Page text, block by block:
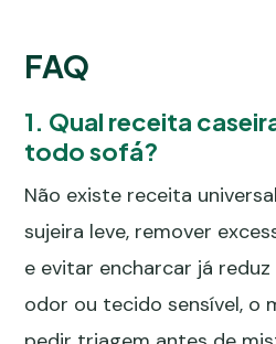
FAQ
1. Qual receita
todo sofá?
Não existe receita
sujeira leve, remover
e evitar encharcar já reduz
odor ou tecido sensível, o